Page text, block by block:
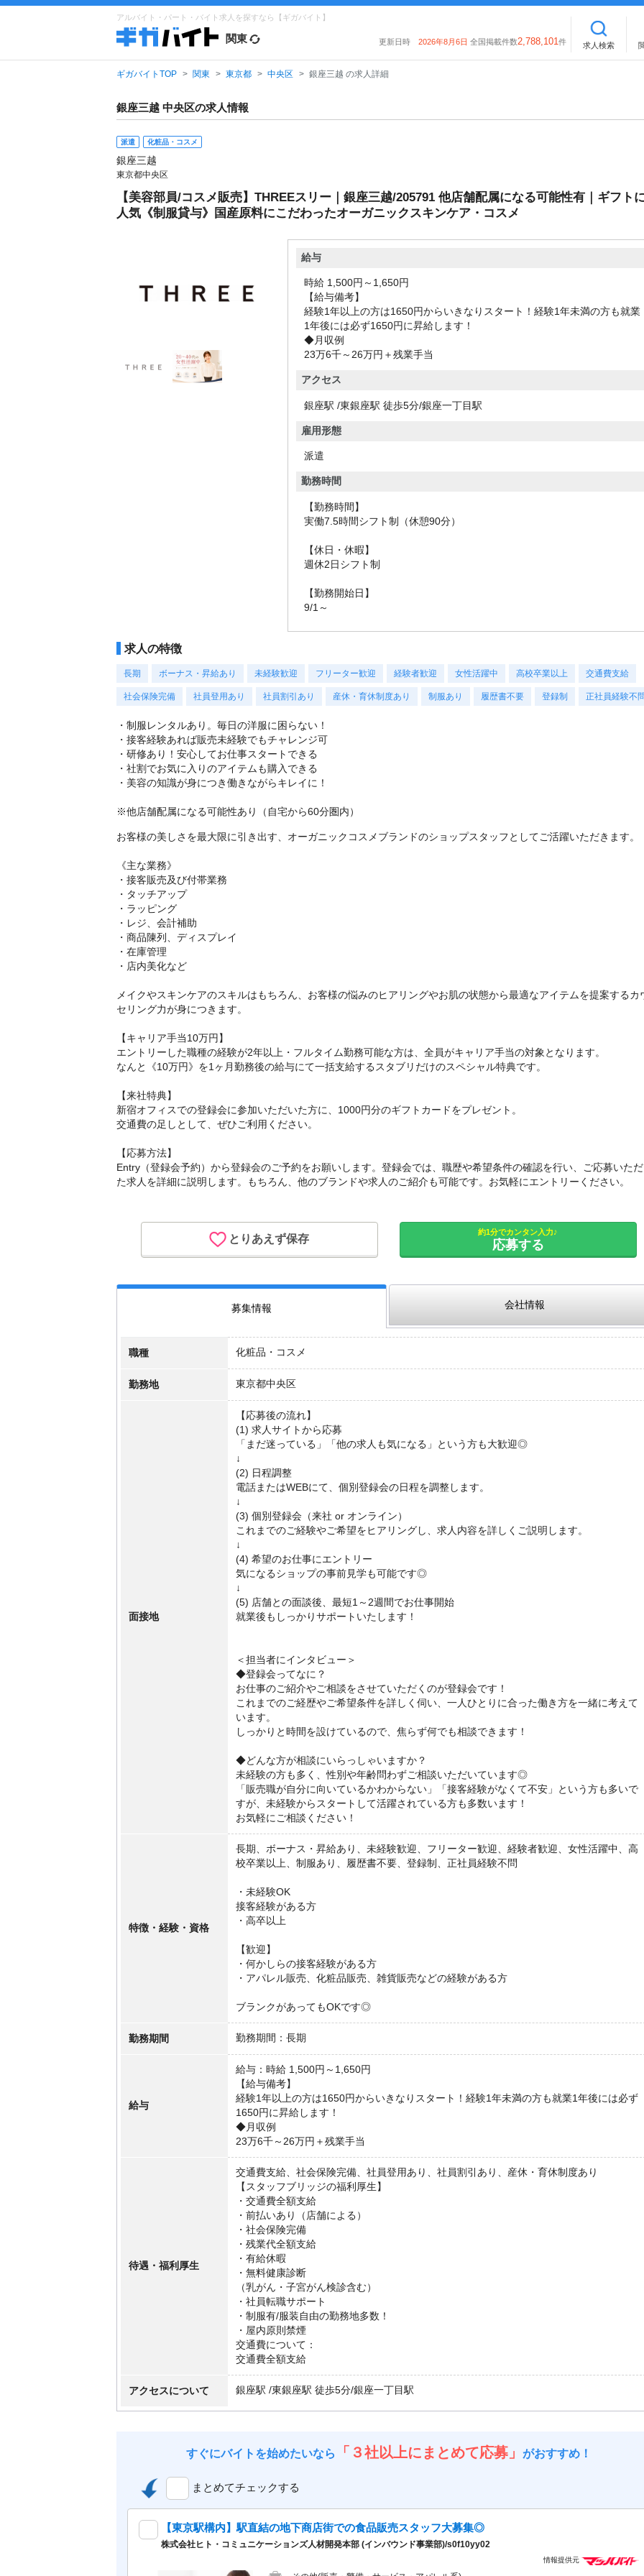
アルバイト・パート・バイト求人を探すなら【ギガバイト】
関東 更新日時 2026年8月6日 全国掲載件数2,788,101件 求人検索
ギガバイトTOP 関東 東京都 中央区 銀座三越 の求人詳細
銀座三越 中央区の求人情報
派遣 化粧品・コスメ
銀座三越
東京都中央区
【美容部員/コスメ販売】THREEスリー｜銀座三越/205791 他店舗配属になる可能性有｜ギフト
人気《制服貸与》国産原料にこだわったオーガニックスキンケア・コスメ
給与
時給 1,500円～1,650円
【給与備考】
経験1年以上の方は1650円からいきなりスタート！経験1年未満の方も就業
1年後には必ず1650円に昇給します！
◆月収例
23万6千～26万円＋残業手当
アクセス
銀座駅 /東銀座駅 徒歩5分/銀座一丁目駅
雇用形態
派遣
勤務時間
【勤務時間】
実働7.5時間シフト制（休憩90分）
【休日・休暇】
週休2日シフト制
【勤務開始日】
9/1～
求人の特徴
長期 ボーナス・昇給あり 未経験歓迎 フリーター歓迎 経験者歓迎 女性活躍中 高校卒業以上 交通費支給
社会保険完備 社員登用あり 社員割引あり 産休・育休制度あり 制服あり 履歴書不要 登録制 正社員経験不
・制服レンタルあり。毎日の洋服に困らない！
・接客経験あれば販売未経験でもチャレンジ可
・研修あり！安心してお仕事スタートできる
・社割でお気に入りのアイテムも購入できる
・美容の知識が身につき働きながらキレイに！
※他店舗配属になる可能性あり（自宅から60分圏内）
お客様の美しさを最大限に引き出す、オーガニックコスメブランドのショップスタッフとしてご活躍いただきます。
《主な業務》
・接客販売及び付帯業務
・タッチアップ
・ラッピング
・レジ、会計補助
・商品陳列、ディスプレイ
・在庫管理
・店内美化など
メイクやスキンケアのスキルはもちろん、お客様の悩みのヒアリングやお肌の状態から最適なアイテムを提案するカ
セリング力が身につきます。
【キャリア手当10万円】
エントリーした職種の経験が2年以上・フルタイム勤務可能な方は、全員がキャリア手当の対象となります。
なんと《10万円》を1ヶ月勤務後の給与にて一括支給するスタブリだけのスペシャル特典です。
【来社特典】
新宿オフィスでの登録会に参加いただいた方に、1000円分のギフトカードをプレゼント。
交通費の足しとして、ぜひご利用ください。
【応募方法】
Entry（登録会予約）から登録会のご予約をお願いします。登録会では、職歴や希望条件の確認を行い、ご応募いた
た求人を詳細に説明します。もちろん、他のブランドや求人のご紹介も可能です。お気軽にエントリーください。
とりあえず保存
約1分でカンタン入力♪
応募する
募集情報 会社情報
職種 化粧品・コスメ
勤務地 東京都中央区
面接地
【応募後の流れ】
(1) 求人サイトから応募
「まだ迷っている」「他の求人も気になる」という方も大歓迎◎
↓
(2) 日程調整
電話またはWEBにて、個別登録会の日程を調整します。
↓
(3) 個別登録会（来社 or オンライン）
これまでのご経験やご希望をヒアリングし、求人内容を詳しくご説明します。
↓
(4) 希望のお仕事にエントリー
気になるショップの事前見学も可能です◎
↓
(5) 店舗との面談後、最短1～2週間でお仕事開始
就業後もしっかりサポートいたします！
＜担当者にインタビュー＞
◆登録会ってなに？
お仕事のご紹介やご相談をさせていただくのが登録会です！
これまでのご経歴やご希望条件を詳しく伺い、一人ひとりに合った働き方を一緒に考えて
います。
しっかりと時間を設けているので、焦らず何でも相談できます！
◆どんな方が相談にいらっしゃいますか？
未経験の方も多く、性別や年齢問わずご相談いただいています◎
「販売職が自分に向いているかわからない」「接客経験がなくて不安」という方も多いで
すが、未経験からスタートして活躍されている方も多数います！
お気軽にご相談ください！
特徴・経験・資格
長期、ボーナス・昇給あり、未経験歓迎、フリーター歓迎、経験者歓迎、女性活躍中、高
校卒業以上、制服あり、履歴書不要、登録制、正社員経験不問
・未経験OK
接客経験がある方
・高卒以上
【歓迎】
・何かしらの接客経験がある方
・アパレル販売、化粧品販売、雑貨販売などの経験がある方
ブランクがあってもOKです◎
勤務期間 勤務期間：長期
給与
給与：時給 1,500円～1,650円
【給与備考】
経験1年以上の方は1650円からいきなりスタート！経験1年未満の方も就業1年後には必ず
1650円に昇給します！
◆月収例
23万6千～26万円＋残業手当
待遇・福利厚生
交通費支給、社会保険完備、社員登用あり、社員割引あり、産休・育休制度あり
【スタッフブリッジの福利厚生】
・交通費全額支給
・前払いあり（店舗による）
・社会保険完備
・残業代全額支給
・有給休暇
・無料健康診断
（乳がん・子宮がん検診含む）
・社員転職サポート
・制服有/服装自由の勤務地多数！
・屋内原則禁煙
交通費について：
交通費全額支給
アクセスについて 銀座駅 /東銀座駅 徒歩5分/銀座一丁目駅
すぐにバイトを始めたいなら 「３社以上にまとめて応募」 がおすすめ！
まとめてチェックする
【東京駅構内】駅直結の地下商店街での食品販売スタッフ大募集◎
株式会社ヒト・コミュニケーションズ人材開発本部 (インバウンド事業部)/s0f10yy02
情報提供元